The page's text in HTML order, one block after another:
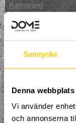
Samtycke
Denna
Vi använder
och annonserna
Kampanj
Kickbike
Klättring
LAN
Multisport